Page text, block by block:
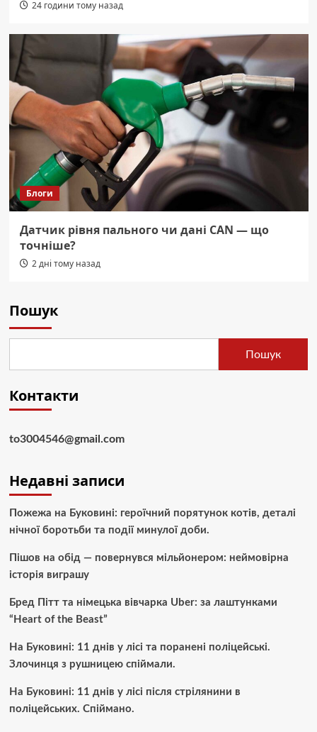
24 години тому назад
Блоги
Датчик рівня пального чи дані CAN — що
точніше?
2 дні тому назад
Пошук
Пошук
Контакти
to3004546@gmail.com
Недавні записи
Пожежа на Буковині: героїчний порятунок котів, деталі
нічної боротьби та події минулої доби.
Пішов на обід — повернувся мільйонером: неймовірна
історія виграшу
Бред Пітт та німецька вівчарка Uber: за лаштунками
“Heart of the Beast”
На Буковині: 11 днів у лісі та поранені поліцейські.
Злочинця з рушницею спіймали.
На Буковині: 11 днів у лісі після стрілянини в
поліцейських. Спіймано.